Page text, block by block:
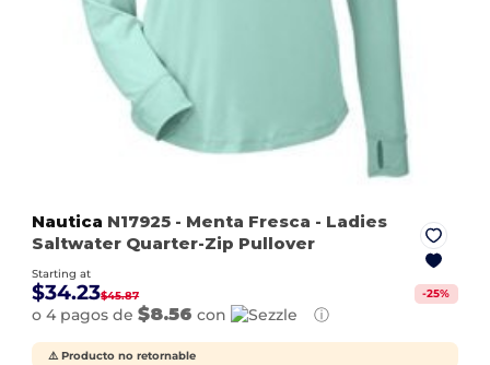
Nautica N17925 - Menta Fresca - Ladies
Saltwater Quarter-Zip Pullover
Starting at
$34.23$45.87 -25%
o 4 pagos de$8.56 con ⓘ
⚠️ Producto no retornable